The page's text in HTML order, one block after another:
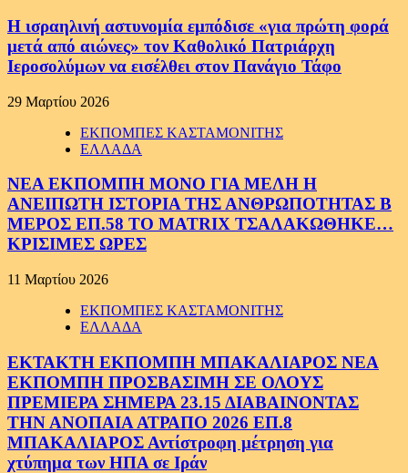
Η ισραηλινή αστυνομία εμπόδισε «για πρώτη φορά
μετά από αιώνες» τον Καθολικό Πατριάρχη
Ιεροσολύμων να εισέλθει στον Πανάγιο Τάφο
29 Μαρτίου 2026
ΕΚΠΟΜΠΕΣ ΚΑΣΤΑΜΟΝΙΤΗΣ
ΕΛΛΑΔΑ
ΝΕΑ ΕΚΠΟΜΠΗ ΜΟΝΟ ΓΙΑ ΜΕΛΗ Η
ΑΝΕΙΠΩΤΗ ΙΣΤΟΡΙΑ ΤΗΣ ΑΝΘΡΩΠΟΤΗΤΑΣ Β
ΜΕΡΟΣ ΕΠ.58 ΤΟ MATRIX ΤΣΑΛΑΚΩΘΗΚΕ…
ΚΡΙΣΙΜΕΣ ΩΡΕΣ
11 Μαρτίου 2026
ΕΚΠΟΜΠΕΣ ΚΑΣΤΑΜΟΝΙΤΗΣ
ΕΛΛΑΔΑ
ΕΚΤΑΚΤΗ ΕΚΠΟΜΠΗ ΜΠΑΚΑΛΙΑΡΟΣ ΝΕΑ
ΕΚΠΟΜΠΗ ΠΡΟΣΒΑΣΙΜΗ ΣΕ ΟΛΟΥΣ
ΠΡΕΜΙΕΡΑ ΣΗΜΕΡΑ 23.15 ΔΙΑΒΑΙΝΟΝΤΑΣ
ΤΗΝ ΑΝΟΠΑΙΑ ΑΤΡΑΠΟ 2026 ΕΠ.8
ΜΠΑΚΑΛΙΑΡΟΣ Αντίστροφη μέτρηση για
χτύπημα των ΗΠΑ σε Ιράν